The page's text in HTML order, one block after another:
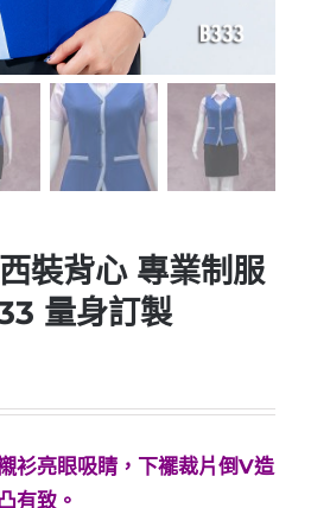
裝背心 專業制服
量身訂製
衫亮眼吸睛，下襬裁片倒V造
有致。